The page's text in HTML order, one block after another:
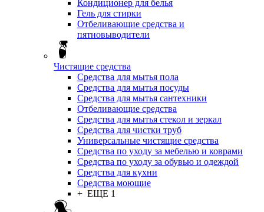
Кондиционер для белья
Гель для стирки
Отбеливающие средства и
пятновыводители
Чистящие средства
Средства для мытья пола
Средства для мытья посуды
Средства для мытья сантехники
Отбеливающие средства
Средства для мытья стекол и зеркал
Средства для чистки труб
Универсальные чистящие средства
Средства по уходу за мебелью и коврами
Средства по уходу за обувью и одеждой
Средства для кухни
Средства моющие
+ ЕЩЕ 1